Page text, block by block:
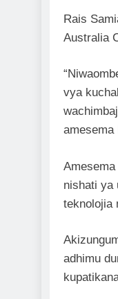
Rais
Australia
vya
amesema
nishati ya
teknolojia
adhimu